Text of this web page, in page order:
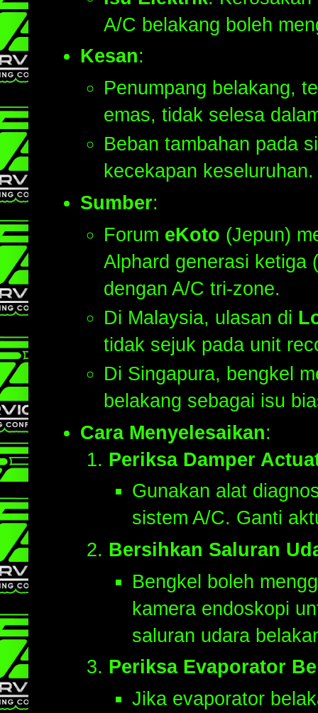
A/C belakang boleh
Kesan:
Penumpang belakang,
emas, tidak selesa
Beban tambahan pada
kecekapan keseluruhan.
Sumber:
Forum eKoto (Jepun)
Alphard generasi ketiga
dengan A/C tri-zone.
Di Malaysia, ulasan di
tidak sejuk pada unit
Di Singapura, bengkel
belakang sebagai isu
Cara Menyelesaikan:
Periksa Damper
Gunakan alat
sistem A/C. Ganti
Bersihkan Saluran
Bengkel boleh
kamera endoskopi
saluran udara
Periksa Evaporator
Jika evaporator